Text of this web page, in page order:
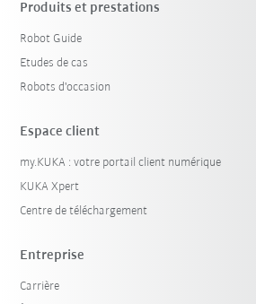
Produits et prestations
Robot Guide
Etudes de cas
Robots d'occasion
Espace client
my.KUKA : votre portail client numérique
KUKA Xpert
Centre de téléchargement
Entreprise
Carrière